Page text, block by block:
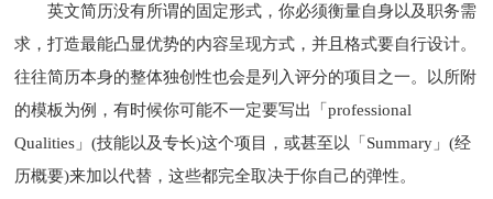
英文简历没有所谓的固定形式，你必须衡量自身以及职务需
求，打造最能凸显优势的内容呈现方式，并且格式要自行设计。
往往简历本身的整体独创性也会是列入评分的项目之一。以所附
的模板为例，有时候你可能不一定要写出「professional
Qualities」(技能以及专长)这个项目，或甚至以「Summary」(经
历概要)来加以代替，这些都完全取决于你自己的弹性。